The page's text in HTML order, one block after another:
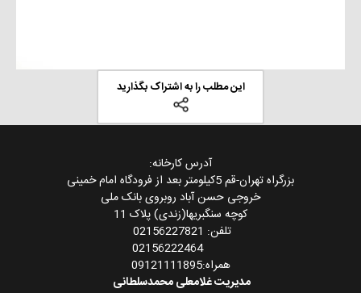
این مطلب را به اشتراک بگذارید
آدرس کارخانه:
بزرگراه تهران-قم 5کیلومتر بعد از فرودگاه امام خمینی
خروجی حسن آباد روبروی بانک ملی
کوچه سنگبریها(زندی) پلاک 11
تلفن: 02156227821
02156222464
همراه:09121111895
مدیریت غلامعلی محمدسلطانی